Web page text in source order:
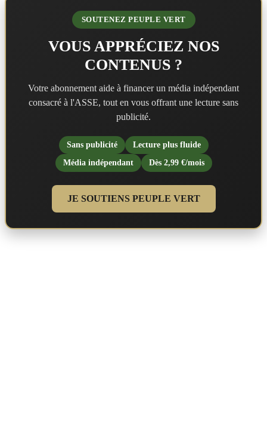
SOUTENEZ PEUPLE VERT
VOUS APPRÉCIEZ NOS
CONTENUS ?
Votre abonnement aide à financer un média indépendant
consacré à l'ASSE, tout en vous offrant une lecture sans
publicité.
Sans publicité
Lecture plus fluide
Média indépendant
Dès 2,99 €/mois
JE SOUTIENS PEUPLE VERT